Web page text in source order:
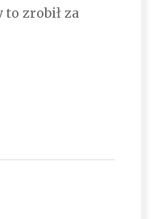
to zrobił za